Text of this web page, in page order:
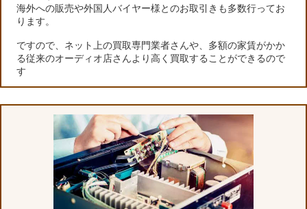
海外への販売や外国人バイヤー様とのお取引きも多数行ってお
ります。
ですので、ネット上の買取専門業者さんや、多額の家賃がかか
る従来のオーディオ店さんより高く買取することができるので
す